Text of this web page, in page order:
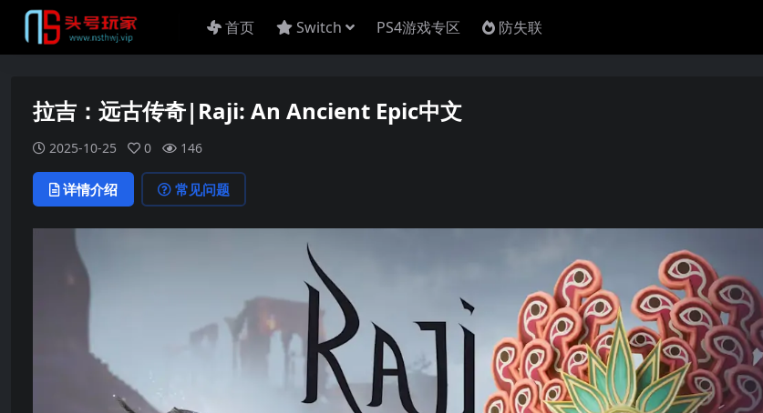
首页 Switch PS4游戏专区 防失联
拉吉：远古传奇|Raji: An Ancient Epic中文
2025-10-25 0 146
详情介绍 常见问题